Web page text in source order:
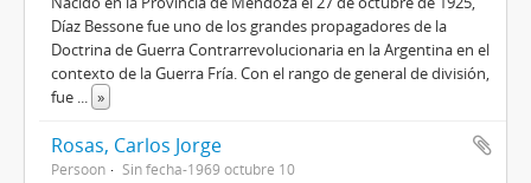
Díaz Bessone fue uno de los grandes propagadores de la
Doctrina de Guerra Contrarrevolucionaria en la Argentina en el
contexto de la Guerra Fría. Con el rango de general de división,
fue ... »
Rosas, Carlos Jorge
Persoon Sin fecha-1969 octubre 10